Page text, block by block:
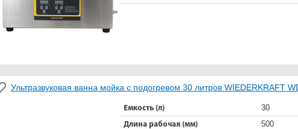
Ультразвуковая ванна мойка с подогревом 30 литров WIEDERKRAFT
Емкость (л) 30
Длина рабочая (мм) 500